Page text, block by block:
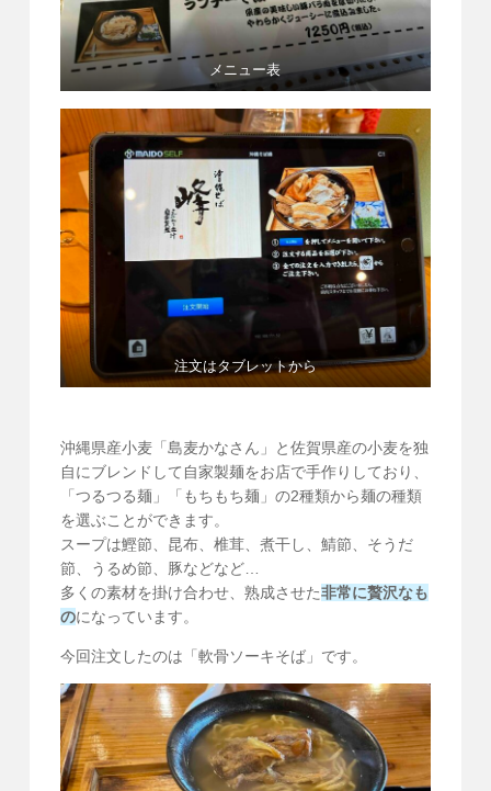
メニュー表
注文はタブレットから
沖縄県産小麦「島麦かなさん」と佐賀県産の小麦を独
自にブレンドして自家製麺をお店で手作りしており、
「つるつる麺」「もちもち麺」の2種類から麺の種類
を選ぶことができます。
スープは鰹節、昆布、椎茸、煮干し、鯖節、そうだ
節、うるめ節、豚などなど…
多くの素材を掛け合わせ、熟成させた非常に贅沢なも
のになっています。
今回注文したのは「軟骨ソーキそば」です。